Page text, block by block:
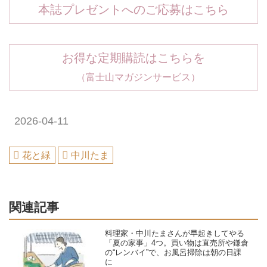
本誌プレゼントへのご応募はこちら
お得な定期購読はこちらを
（富士山マガジンサービス）
2026-04-11
花と緑 中川たま
関連記事
料理家・中川たまさんが早起きしてやる
「夏の家事」4つ。買い物は直売所や鎌倉
の“レンバイ”で、お風呂掃除は朝の日課
に